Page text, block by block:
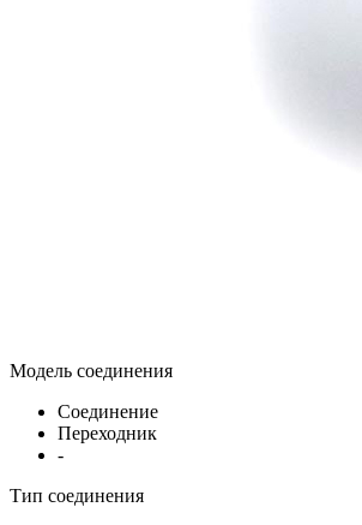
Модель соединения
Соединение
Переходник
-
Тип соединения